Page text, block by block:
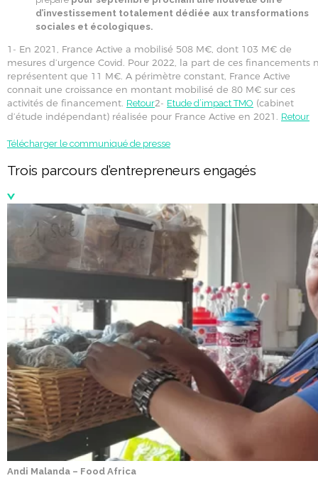
d’investissement totalement dédiée aux transformations
sociales et écologiques.
1- En 2021, France Active a mobilisé 508 M€, dont 103 M€ de
mesures d’urgence Covid. Pour 2022, la part de ces financements
représentent que 11 M€. A périmètre constant, France Active
connait une croissance en montant mobilisé de 80 M€ sur ces
activités de financement. Retour2- Etude d’impact TMO (cabinet
d’étude indépendant) réalisée pour France Active en 2021. Retour
Télécharger le communiqué de presse
Trois parcours d’entrepreneurs engagés
Andi Malanda – Food Africa